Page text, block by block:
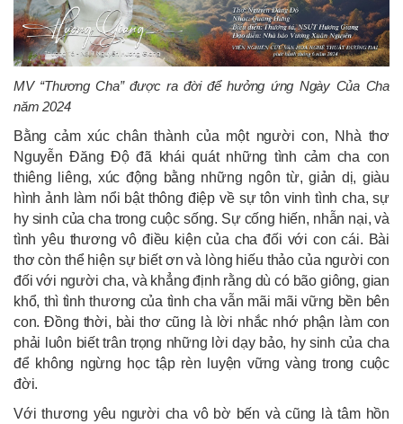
MV “Thương Cha” được ra đời để hưởng ứng Ngày Của Cha
năm 2024
Bằng cảm xúc chân thành của một người con, Nhà thơ
Nguyễn Đăng Độ đã khái quát những tình cảm cha con
thiêng liêng, xúc động bằng những ngôn từ, giản dị, giàu
hình ảnh làm nổi bật thông điệp về sự tôn vinh tình cha, sự
hy sinh của cha trong cuộc sống. Sự cống hiến, nhẫn nại, và
tình yêu thương vô điều kiện của cha đối với con cái. Bài
thơ còn thể hiện sự biết ơn và lòng hiếu thảo của người con
đối với người cha, và khẳng định rằng dù có bão giông, gian
khổ, thì tình thương của tình cha vẫn mãi mãi vững bền bên
con. Đồng thời, bài thơ cũng là lời nhắc nhớ phận làm con
phải luôn biết trân trọng những lời dạy bảo, hy sinh của cha
để không ngừng học tập rèn luyện vững vàng trong cuộc
đời.
Với thương yêu người cha vô bờ bến và cũng là tâm hồn